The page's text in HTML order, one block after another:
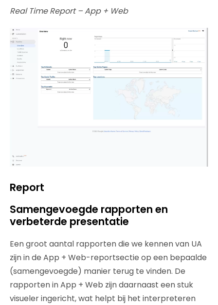
Real Time Report – App + Web
Report
Samengevoegde rapporten en
verbeterde presentatie
Een groot aantal rapporten die we kennen van UA
zijn in de App + Web-reportsectie op een bepaalde
(samengevoegde) manier terug te vinden. De
rapporten in App + Web zijn daarnaast een stuk
visueler ingericht, wat helpt bij het interpreteren